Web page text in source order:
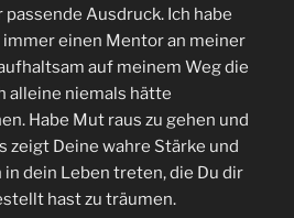
Ausdruck. Ich habe
einen Mentor an meiner
auf meinem Weg die
alleine niemals hätte
Habe Mut raus zu gehen und
zeigt Deine wahre Stärke und
in dein Leben treten, die Du dir
hast zu träumen.